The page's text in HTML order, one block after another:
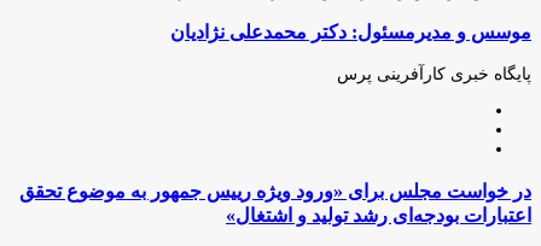
از
ایمیل
موسس و مدیرمسئول: دکتر محمدعلی نژادیان
پایگاه خبری کارآفرینی پرس
در
خواست
مجلس
در خواست مجلس برای «ورود ویژه رییس جمهور به موضوع تحقق
اعتبارات بودجه‌ای رشد تولید و اشتغال»